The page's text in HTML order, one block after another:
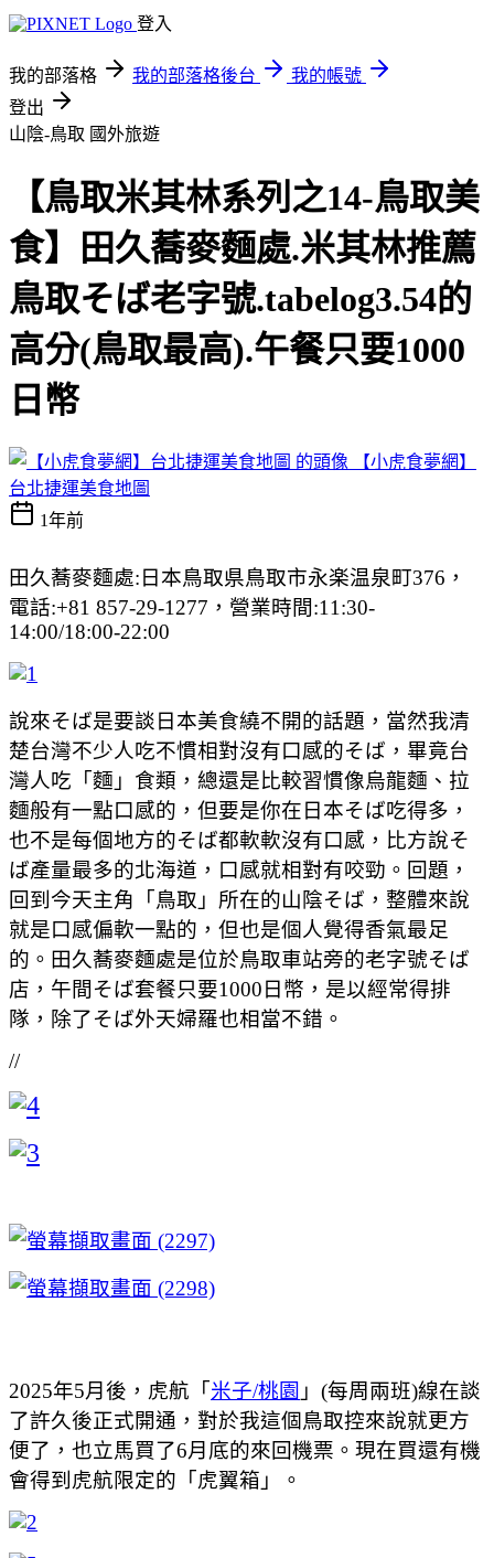
登入
我的部落格 我的部落格後台
我的帳號
登出
山陰-鳥取 國外旅遊
【鳥取米其林系列之14-鳥取美
食】田久蕎麥麵處.米其林推薦
鳥取そば老字號.tabelog3.54的
高分(鳥取最高).午餐只要1000
日幣
【小虎食夢網】
台北捷運美食地圖
1年前
田久蕎麥麵處:日本鳥取県鳥取市永楽温泉町376，
電話:+81 857-29-1277，營業時間:11:30-
14:00/18:00-22:00
說來そば是要談日本美食繞不開的話題，當然我清
楚台灣不少人吃不慣相對沒有口感的そば，畢竟台
灣人吃「麵」食類，總還是比較習慣像烏龍麵、拉
麵般有一點口感的，但要是你在日本そば吃得多，
也不是每個地方的そば都軟軟沒有口感，比方說そ
ば產量最多的北海道，口感就相對有咬勁。回題，
回到今天主角「鳥取」所在的山陰そば，整體來說
就是口感偏軟一點的，但也是個人覺得香氣最足
的。田久蕎麥麵處是位於鳥取車站旁的老字號そば
店，午間そば套餐只要1000日幣，是以經常得排
隊，除了そば外天婦羅也相當不錯。
//
2025年5月後，虎航「 米子/桃園 」(每周兩班)線在談
了許久後正式開通，對於我這個鳥取控來說就更方
便了，也立馬買了6月底的來回機票。現在買還有機
會得到虎航限定的「虎翼箱」。